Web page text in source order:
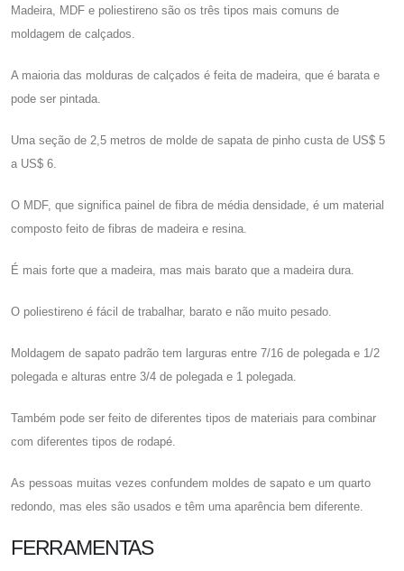
Madeira, MDF e poliestireno são os três tipos mais comuns de
moldagem de calçados.
A maioria das molduras de calçados é feita de madeira, que é barata e
pode ser pintada.
Uma seção de 2,5 metros de molde de sapata de pinho custa de US$ 5
a US$ 6.
O MDF, que significa painel de fibra de média densidade, é um material
composto feito de fibras de madeira e resina.
É mais forte que a madeira, mas mais barato que a madeira dura.
O poliestireno é fácil de trabalhar, barato e não muito pesado.
Moldagem de sapato padrão tem larguras entre 7/16 de polegada e 1/2
polegada e alturas entre 3/4 de polegada e 1 polegada.
Também pode ser feito de diferentes tipos de materiais para combinar
com diferentes tipos de rodapé.
As pessoas muitas vezes confundem moldes de sapato e um quarto
redondo, mas eles são usados ​​e têm uma aparência bem diferente.
FERRAMENTAS